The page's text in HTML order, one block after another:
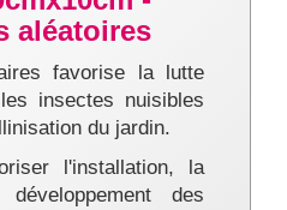
aléatoires
favorise la lutte
insectes nuisibles
du jardin.
l'installation, la
des